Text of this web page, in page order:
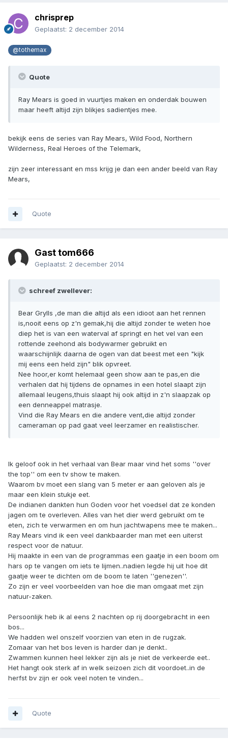
chrisprep
Geplaatst: 2 december 2014
@tothemax
Quote
Ray Mears is goed in vuurtjes maken en onderdak bouwen
maar heeft altijd zijn blikjes sadientjes mee.
bekijk eens de series van Ray Mears, Wild Food, Northern
Wilderness, Real Heroes of the Telemark,
zijn zeer interessant en mss krijg je dan een ander beeld van Ray
Mears,
Quote
Gast tom666
Geplaatst: 2 december 2014
schreef zwellever:
Bear Grylls ,de man die altijd als een idioot aan het rennen
is,nooit eens op z'n gemak,hij die altijd zonder te weten hoe
diep het is van een waterval af springt en het vel van een
rottende zeehond als bodywarmer gebruikt en
waarschijnlijk daarna de ogen van dat beest met een "kijk
mij eens een held zijn" blik opvreet.
Nee hoor,er komt helemaal geen show aan te pas,en die
verhalen dat hij tijdens de opnames in een hotel slaapt zijn
allemaal leugens,thuis slaapt hij ook altijd in z'n slaapzak op
een denneappel matrasje.
Vind die Ray Mears en die andere vent,die altijd zonder
cameraman op pad gaat veel leerzamer en realistischer.
Ik geloof ook in het verhaal van Bear maar vind het soms ''over
the top'' om een tv show te maken.
Waarom bv moet een slang van 5 meter er aan geloven als je
maar een klein stukje eet.
De indianen dankten hun Goden voor het voedsel dat ze konden
jagen om te overleven. Alles van het dier werd gebruikt om te
eten, zich te verwarmen en om hun jachtwapens mee te maken...
Ray Mears vind ik een veel dankbaarder man met een uiterst
respect voor de natuur.
Hij maakte in een van de programmas een gaatje in een boom om
hars op te vangen om iets te lijmen..nadien legde hij uit hoe dit
gaatje weer te dichten om de boom te laten ''genezen''.
Zo zijn er veel voorbeelden van hoe die man omgaat met zijn
natuur-zaken.
Persoonlijk heb ik al eens 2 nachten op rij doorgebracht in een
bos...
We hadden wel onszelf voorzien van eten in de rugzak.
Zomaar van het bos leven is harder dan je denkt..
Zwammen kunnen heel lekker zijn als je niet de verkeerde eet..
Het hangt ook sterk af in welk seizoen zich dit voordoet..in de
herfst bv zijn er ook veel noten te vinden...
Quote